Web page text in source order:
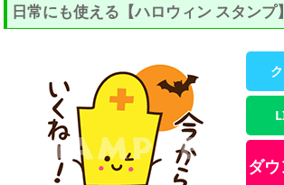
日常にも使える【ハロウィン スタンプ
ダ